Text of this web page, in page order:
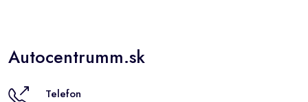
Autocentrumm.sk
Telefon